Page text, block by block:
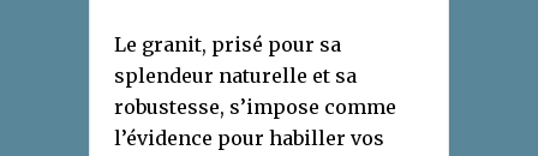
Le granit, prisé pour sa
splendeur naturelle et sa
robustesse, s’impose comme
l’évidence pour habiller vos